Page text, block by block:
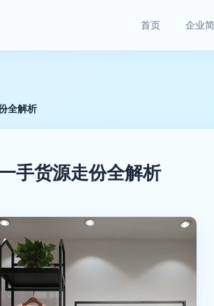
首页 企业
全解析
手货源走份全解析